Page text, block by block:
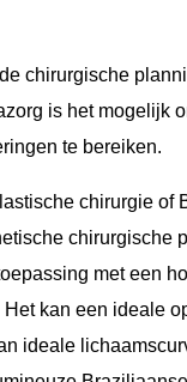
chirurgische
is het mogelijk
te bereiken.
chirurgie of
chirurgische
met een
kan een ideale
ideale